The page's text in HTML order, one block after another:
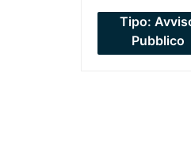
Tipo:
Pubblico